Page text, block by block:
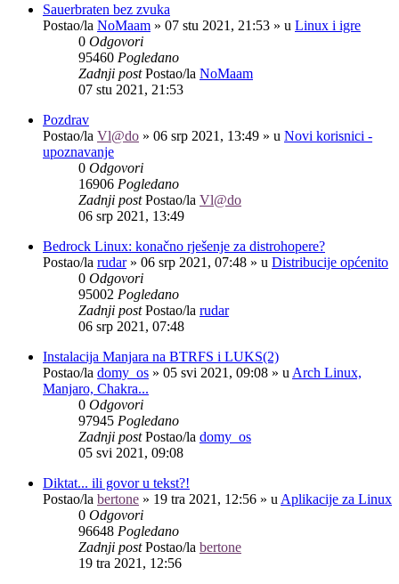
Sauerbraten bez zvuka
Postao/la NoMaam » 07 stu 2021, 21:53 » u Linux i igre
0 Odgovori
95460 Pogledano
Zadnji postPostao/la NoMaam
07 stu 2021, 21:53
Pozdrav
Postao/la Vl@do » 06 srp 2021, 13:49 » u Novi korisnici -
upoznavanje
0 Odgovori
16906 Pogledano
Zadnji postPostao/la Vl@do
06 srp 2021, 13:49
Bedrock Linux: konačno rješenje za distrohopere?
Postao/la rudar» 06 srp 2021, 07:48 » u Distribucije općenito
0 Odgovori
95002 Pogledano
Zadnji postPostao/la rudar
06 srp 2021, 07:48
Instalacija Manjara na BTRFS i LUKS(2)
Postao/la domy_os » 05 svi 2021, 09:08 » u Arch Linux,
Manjaro, Chakra...
0 Odgovori
97945 Pogledano
Zadnji postPostao/la domy_os
05 svi 2021, 09:08
Diktat... ili govor u tekst?!
Postao/la bertone » 19 tra 2021, 12:56 » u Aplikacije za Linux
0 Odgovori
96648 Pogledano
Zadnji postPostao/la bertone
19 tra 2021, 12:56